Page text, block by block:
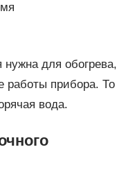
нужна для обогрева,
работы прибора. То
вода.